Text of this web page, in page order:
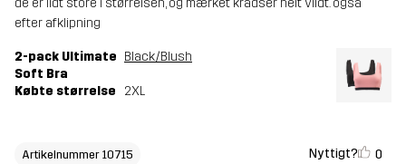
efter afklipning
2-pack Ultimate
Soft Bra
Black/Blush
Købte størrelse 2XL
Artikelnummer 10715 Nyttigt? 0